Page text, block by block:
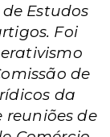
Estudos
Foi
de
da
reuniões de